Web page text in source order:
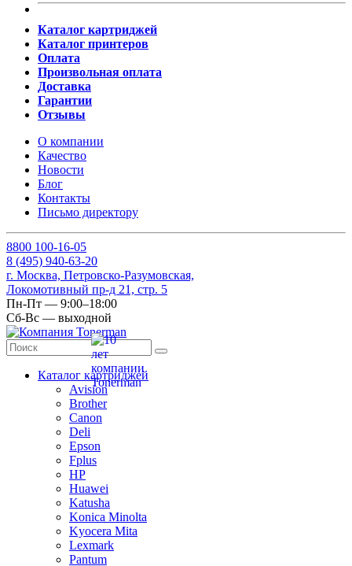
Каталог картриджей
Каталог принтеров
Оплата
Произвольная оплата
Доставка
Гарантии
Отзывы
О компании
Качество
Новости
Блог
Контакты
Письмо директору
8800 100-16-05
8 (495) 940-63-20
г. Москва, Петровско-Разумовская,
Локомотивный пр-д 21, стр. 5
Пн-Пт — 9:00–18:00
Сб-Вс — выходной
Каталог картриджей
Avision
Brother
Canon
Deli
Epson
Fplus
HP
Huawei
Katusha
Konica Minolta
Kyocera Mita
Lexmark
Pantum